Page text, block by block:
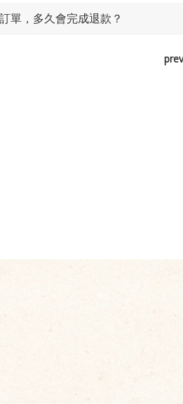
單，多久會完成退款？
prev